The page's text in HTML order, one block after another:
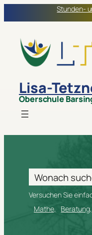
Inhalt
Stunden-
Lisa-
Oberschule
Versuchen Sie
Mathe
Beratung